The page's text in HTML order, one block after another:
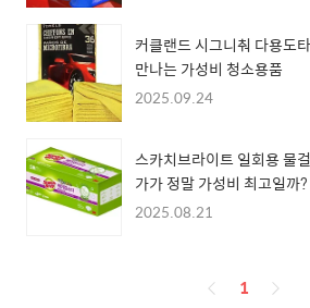
커클랜드 시그니춰 다용도
만나는 가성비 청소용품
2025.09.24
스카치브라이트 일회용 물
가가 정말 가성비 최고일까?
2025.08.21
페
1